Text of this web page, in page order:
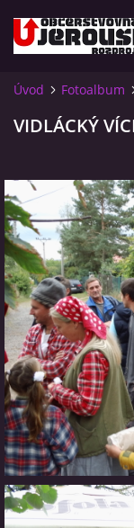
VIDLÁCKÝ
OTEVÍRACÍ DOBA
VIDLÁCKÝ
DRBNY 4/2020
VIDLÁCKÝ
CO SI U NÁS DÁTE?
STUDENÁ KUCHYNĚ
Úvod Fotoalbum
VIDLÁCKÝ